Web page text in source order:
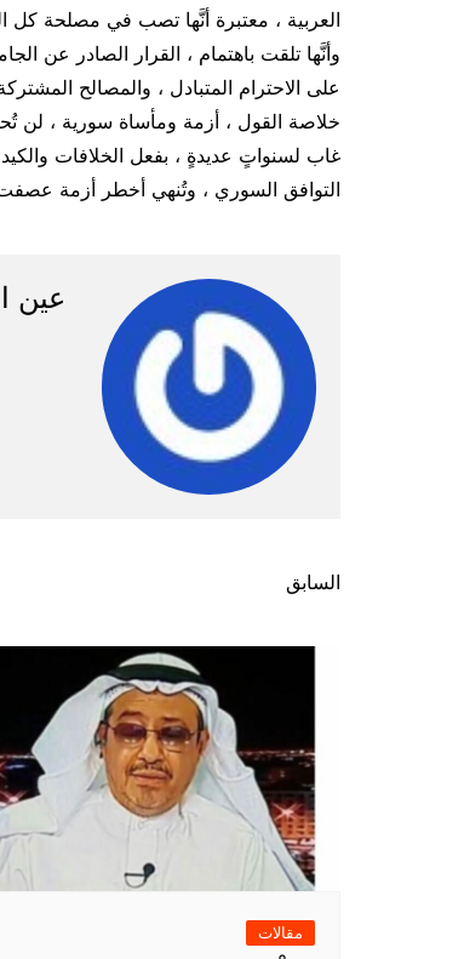
العربية ، معتبرة أنَّها تصب في مصلحة كل
وأنَّها تلقت باهتمام ، القرار الصادر عن
على الاحترام المتبادل ، والمصالح
خلاصة القول ، أزمة ومأساة سورية ، لن
غاب لسنواتٍ عديدةٍ ، بفعل الخلافات
التوافق السوري ، وتُنهي أخطر أزمة عصفت
عين
تصفّح
المقالات
السابق
مقالات